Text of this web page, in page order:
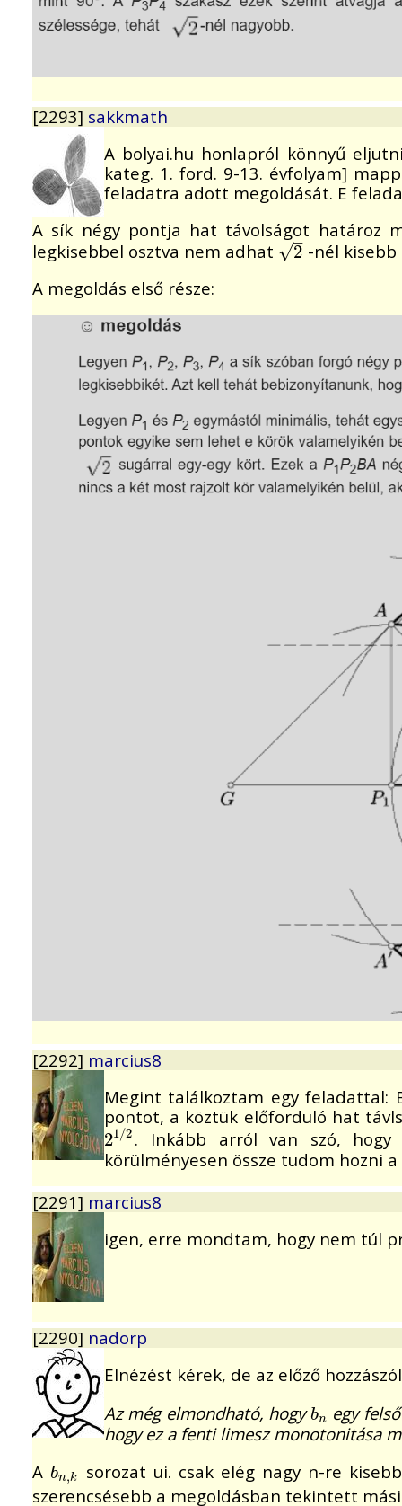
[2293] sakkmath
A bolyai.hu honlapról könnyű
kateg. 1. ford. 9-13. évfolyam]
feladatra adott megoldását. E
A sík négy pontja hat távolságot határoz
legkisebbel osztva nem adhat
2
–
√
2
-nél kisebb
A megoldás első része:
[2292] marcius8
Megint találkoztam egy feladattal:
pontot, a köztük előforduló hat
21/2
21/2. Inkább arról van szó, hogy
körülményesen össze tudom hozni
[2291] marcius8
igen, erre mondtam, hogy nem túl
[2290] nadorp
Elnézést kérek, de az előző
Az még elmondható, hogybn
bn egy
hogy ez a fenti limesz monotonitása
Abn,k
bn,k sorozat ui. csak elég nagy n-re
szerencsésebb a megoldásban tekintett